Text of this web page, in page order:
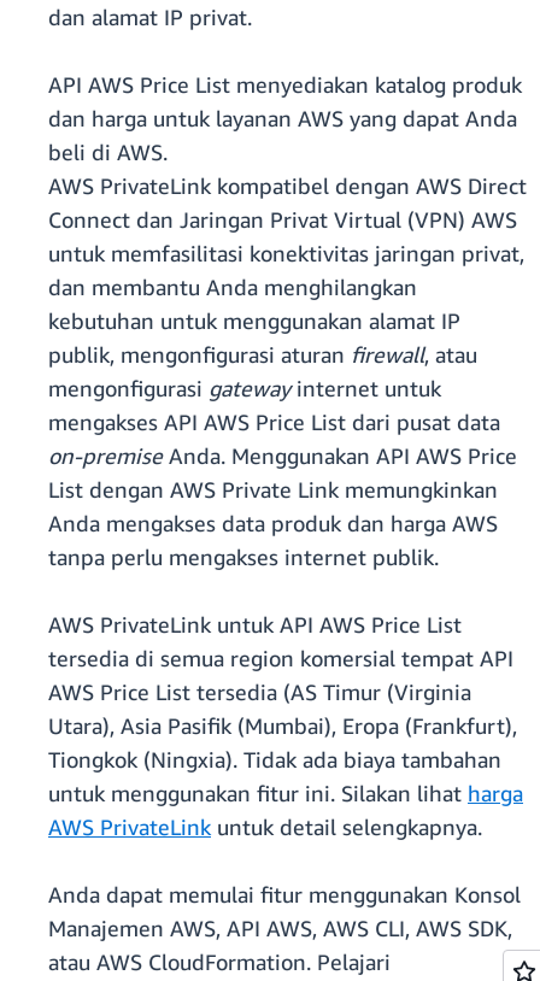
dan alamat IP privat.
API AWS Price List menyediakan katalog produk
dan harga untuk layanan AWS yang dapat Anda
beli di AWS.
AWS PrivateLink kompatibel dengan AWS Direct
Connect dan Jaringan Privat Virtual (VPN) AWS
untuk memfasilitasi konektivitas jaringan privat,
dan membantu Anda menghilangkan
kebutuhan untuk menggunakan alamat IP
publik, mengonfigurasi aturan firewall, atau
mengonfigurasi gatewayinternet untuk
mengakses API AWS Price List dari pusat data
on-premiseAnda. Menggunakan API AWS Price
List dengan AWS Private Link memungkinkan
Anda mengakses data produk dan harga AWS
tanpa perlu mengakses internet publik.
AWS PrivateLink untuk API AWS Price List
tersedia di semua region komersial tempat API
AWS Price List tersedia (AS Timur (Virginia
Utara), Asia Pasifik (Mumbai), Eropa (Frankfurt),
Tiongkok (Ningxia). Tidak ada biaya tambahan
untuk menggunakan fitur ini. Silakan lihat harga
AWS PrivateLink untuk detail selengkapnya.
Anda dapat memulai fitur menggunakan Konsol
Manajemen AWS, API AWS, AWS CLI, AWS SDK,
atau AWS CloudFormation. Pelajari